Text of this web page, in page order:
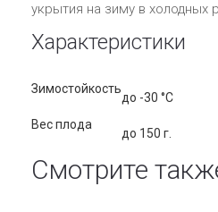
укрытия на зиму в холодных
Характеристики
Зимостойкость
до -30 °C
Вес плода
до 150 г.
Смотрите